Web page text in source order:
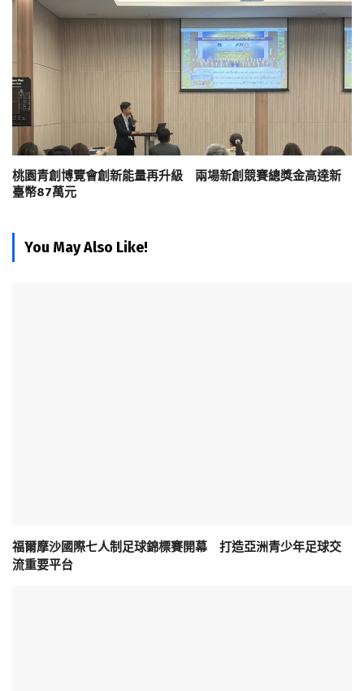
桃園青創博覽會創新能量再升級 兩場新創競賽總獎金高達新
臺幣87萬元
You May Also Like!
福爾摩沙國際七人制足球錦標賽開幕 打造亞洲青少年足球交
流重要平台